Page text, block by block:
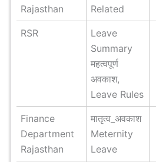
Rajasthan
Related
RSR
Leave
Summary
महत्वपूर्ण
अवकाश,
Leave Rules
Finance
Department
Rajasthan
मातृत्व_अवकाश
Meternity
Leave